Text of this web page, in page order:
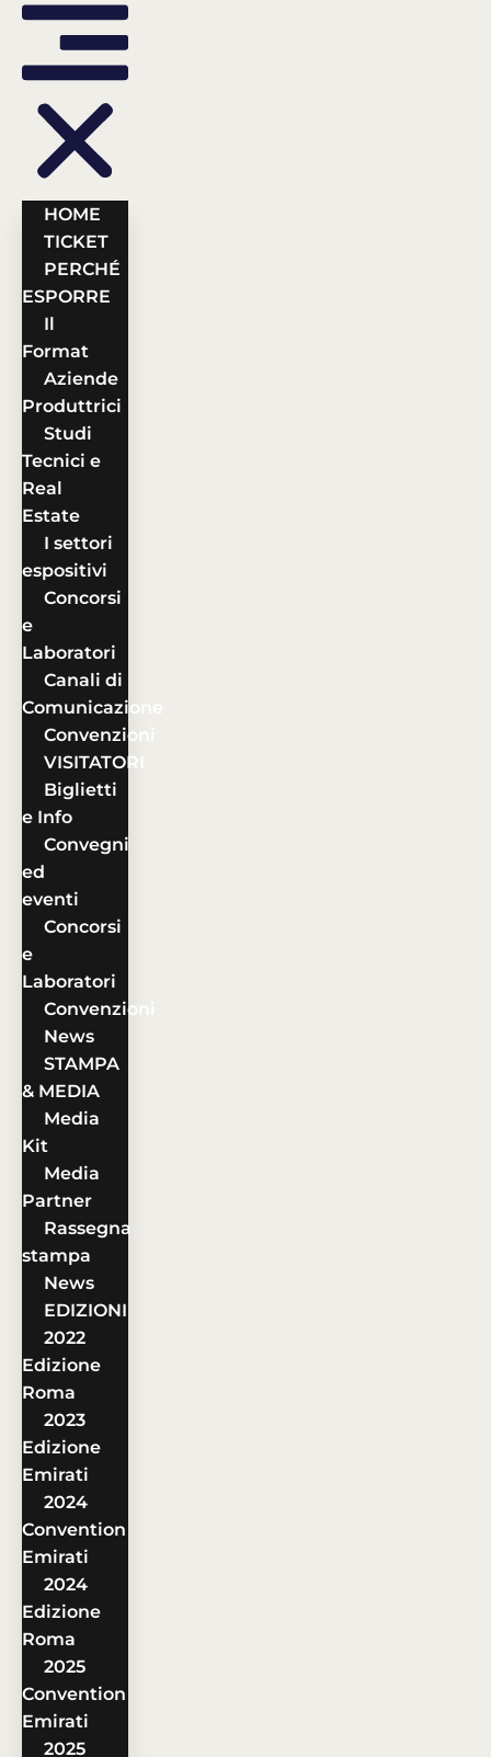
HOME
TICKET
PERCHÉ
ESPORRE
Il
Format
Aziende
Produttrici
Studi
Tecnici e
Real
Estate
I settori
espositivi
Concorsi
e
Laboratori
Canali di
Comunicazione
Convenzioni
VISITATORI
Biglietti
e Info
Convegni
ed
eventi
Concorsi
e
Laboratori
Convenzioni
News
STAMPA
& MEDIA
Media
Kit
Media
Partner
Rassegna
stampa
News
EDIZIONI
2022
Edizione
Roma
2023
Edizione
Emirati
2024
Convention
Emirati
2024
Edizione
Roma
2025
Convention
Emirati
2025